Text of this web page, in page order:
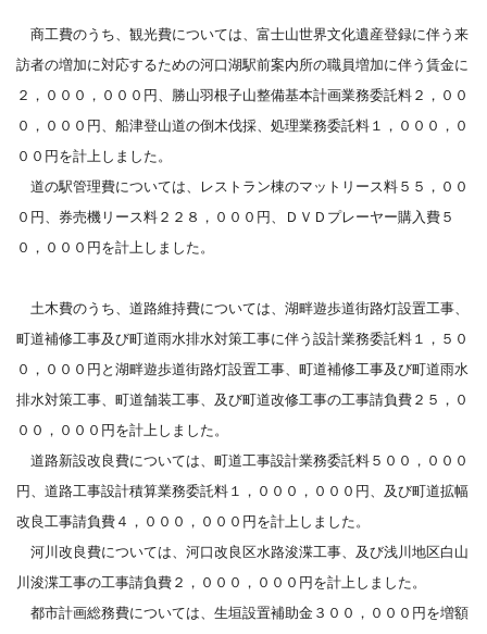
商工費のうち、観光費については、富士山世界文化遺産登録に伴う来
訪者の増加に対応するための河口湖駅前案内所の職員増加に伴う賃金に
２，０００，０００円、勝山羽根子山整備基本計画業務委託料２，００
０，０００円、船津登山道の倒木伐採、処理業務委託料１，０００，０
００円を計上しました。
道の駅管理費については、レストラン棟のマットリース料５５，００
０円、券売機リース料２２８，０００円、ＤＶＤプレーヤー購入費５
０，０００円を計上しました。
土木費のうち、道路維持費については、湖畔遊歩道街路灯設置工事、
町道補修工事及び町道雨水排水対策工事に伴う設計業務委託料１，５０
０，０００円と湖畔遊歩道街路灯設置工事、町道補修工事及び町道雨水
排水対策工事、町道舗装工事、及び町道改修工事の工事請負費２５，０
００，０００円を計上しました。
道路新設改良費については、町道工事設計業務委託料５００，０００
円、道路工事設計積算業務委託料１，０００，０００円、及び町道拡幅
改良工事請負費４，０００，０００円を計上しました。
河川改良費については、河口改良区水路浚渫工事、及び浅川地区白山
川浚渫工事の工事請負費２，０００，０００円を計上しました。
都市計画総務費については、生垣設置補助金３００，０００円を増額